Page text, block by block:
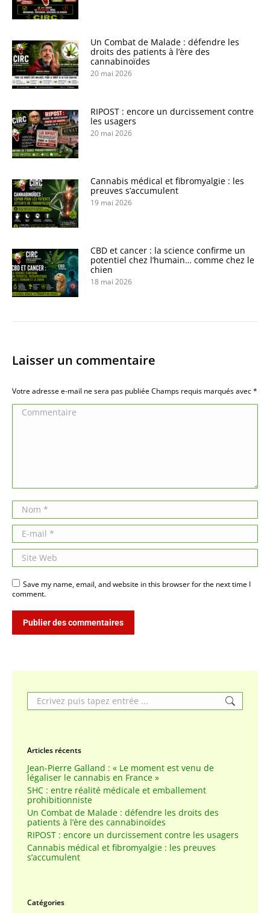
Un Combat de Malade : défendre les
droits des patients à l’ère des
cannabinoïdes
20 mai 2026
RIPOST : encore un durcissement contre
les usagers
20 mai 2026
Cannabis médical et fibromyalgie : les
preuves s’accumulent
19 mai 2026
CBD et cancer : la science confirme un
potentiel chez l’humain… comme chez le
chien
18 mai 2026
Laisser un commentaire
Votre adresse e-mail ne sera pas publiée Champs requis marqués avec*
Commentaire
Nom *
E-mail *
Site Web
Save my name, email, and website in this browser for the next time I
comment.
Publier des commentaires
Search:
Articles récents
Jean-Pierre Galland : « Le moment est venu de
légaliser le cannabis en France »
SHC : entre réalité médicale et emballement
prohibitionniste
Un Combat de Malade : défendre les droits des
patients à l’ère des cannabinoïdes
RIPOST : encore un durcissement contre les usagers
Cannabis médical et fibromyalgie : les preuves
s’accumulent
Catégories